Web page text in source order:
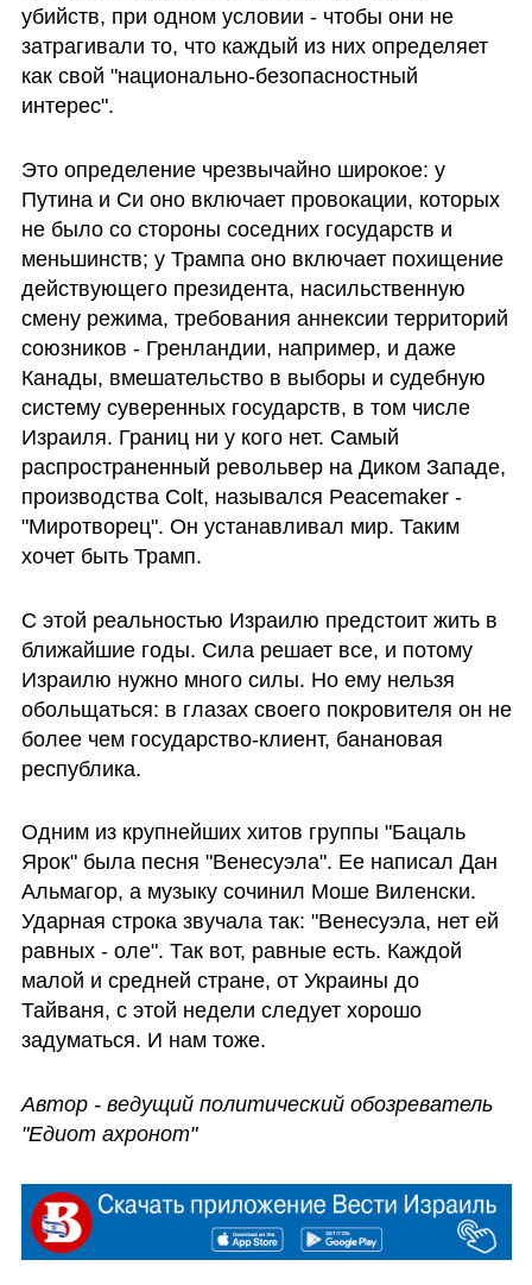
убийств, при одном условии - чтобы они не
затрагивали то, что каждый из них определяет
как свой "национально-безопасностный
интерес".
Это определение чрезвычайно широкое: у
Путина и Си оно включает провокации, которых
не было со стороны соседних государств и
меньшинств; у Трампа оно включает похищение
действующего президента, насильственную
смену режима, требования аннексии территорий
союзников - Гренландии, например, и даже
Канады, вмешательство в выборы и судебную
систему суверенных государств, в том числе
Израиля. Границ ни у кого нет. Самый
распространенный револьвер на Диком Западе,
производства Colt, назывался Peacemaker -
"Миротворец". Он устанавливал мир. Таким
хочет быть Трамп.
С этой реальностью Израилю предстоит жить в
ближайшие годы. Сила решает все, и потому
Израилю нужно много силы. Но ему нельзя
обольщаться: в глазах своего покровителя он не
более чем государство-клиент, банановая
республика.
Одним из крупнейших хитов группы "Бацаль
Ярок" была песня "Венесуэла". Ее написал Дан
Альмагор, а музыку сочинил Моше Виленски.
Ударная строка звучала так: "Венесуэла, нет ей
равных - оле". Так вот, равные есть. Каждой
малой и средней стране, от Украины до
Тайваня, с этой недели следует хорошо
задуматься. И нам тоже.
Автор - ведущий политический обозреватель
"Едиот ахронот"